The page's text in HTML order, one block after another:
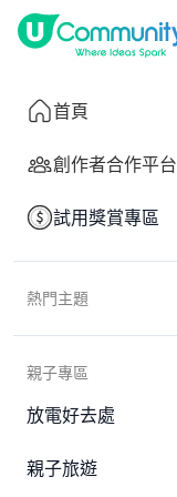
首頁
創作者合作平台
試用獎賞專區
熱門主題
親子專區
放電好去處
親子旅遊